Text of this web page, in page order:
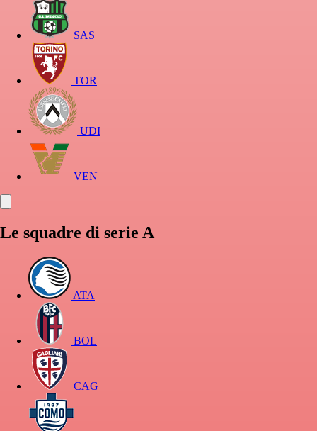
SAS
TOR
UDI
VEN
Le squadre di serie A
ATA
BOL
CAG